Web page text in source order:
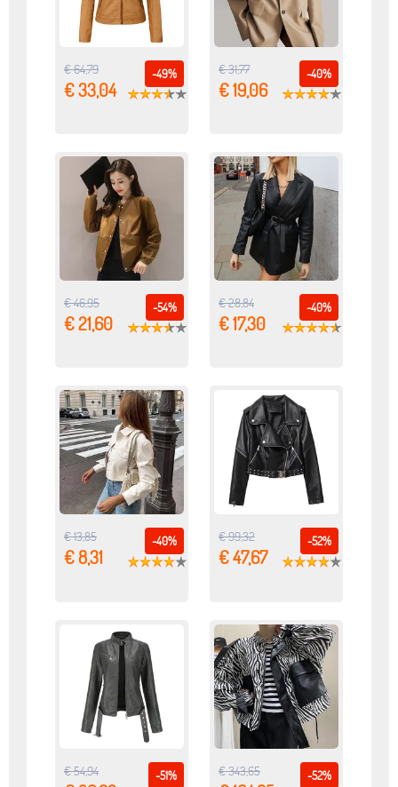
-49%
€ 64,79
€ 33,04
-40%
€ 31,77
€ 19,06
-54%
€ 46,95
€ 21,60
-40%
€ 28,84
€ 17,30
-40%
€ 13,85
€ 8,31
-52%
€ 99,32
€ 47,67
-51%
€ 54,94 -52%
€ 343,65